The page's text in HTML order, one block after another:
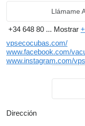
Llámame
+34 648 80 ... Mostrar
vpsecocubas.com/
www.facebook.com/
www.instagram.com/
Dirección